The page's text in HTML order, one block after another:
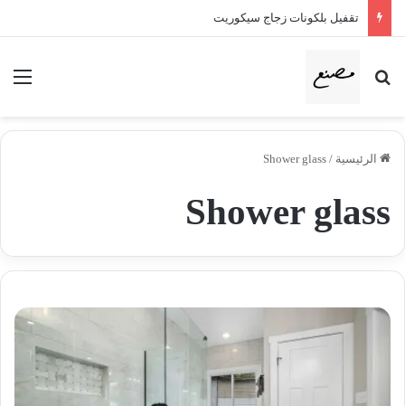
تقفيل بلكونات زجاج سيكوريت
بحث عن
الرئيسية /
Shower glass
Shower glass